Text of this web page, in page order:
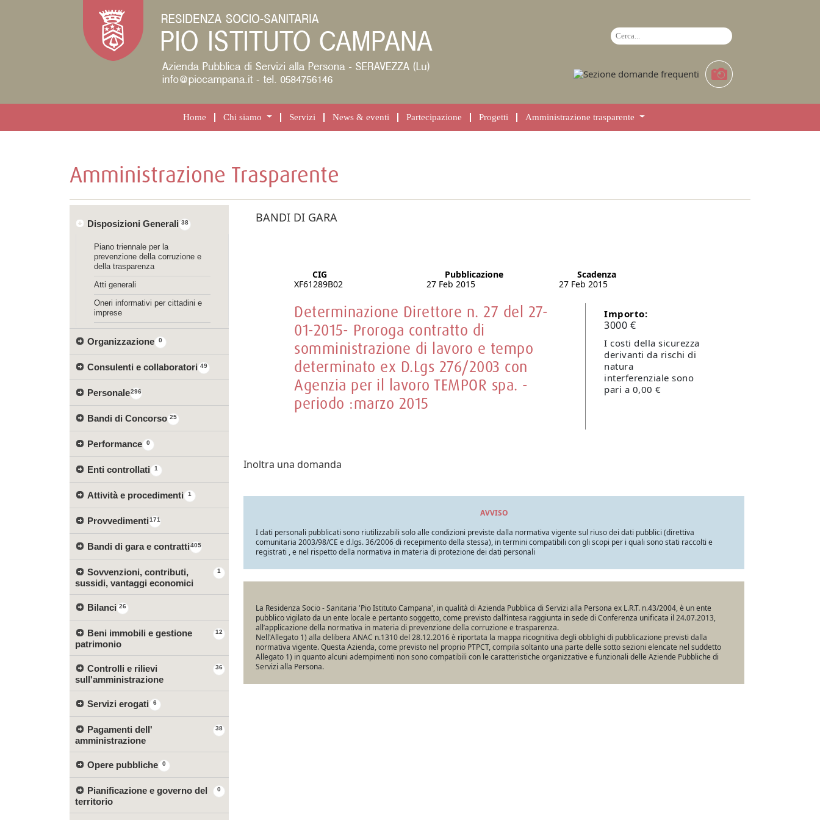
Home Chi siamo Servizi News & eventi Partecipazione Progetti Amministrazione trasparente
Amministrazione Trasparente
38
Disposizioni Generali
Piano triennale per la
prevenzione della corruzione e
della trasparenza
Atti generali
Oneri informativi per cittadini e
imprese
0
Organizzazione
49
Consulenti e collaboratori
296
Personale
25
Bandi di Concorso
0
Performance
1
Enti controllati
1
Attività e procedimenti
171
Provvedimenti
405
Bandi di gara e contratti
1
Sovvenzioni, contributi,
sussidi, vantaggi economici
26
Bilanci
12
Beni immobili e gestione
patrimonio
36
Controlli e rilievi
sull'amministrazione
6
Servizi erogati
38
Pagamenti dell'
amministrazione
0
Opere pubbliche
0
Pianificazione e governo del
territorio
BANDI DI GARA
CIG
XF61289B02
Pubblicazione
27 Feb 2015
Scadenza
27 Feb 2015
Determinazione Direttore n. 27 del 27-
01-2015- Proroga contratto di
somministrazione di lavoro e tempo
determinato ex D.Lgs 276/2003 con
Agenzia per il lavoro TEMPOR spa. -
periodo :marzo 2015
Importo:
3000 €
I costi della sicurezza
derivanti da rischi di
natura
interferenziale sono
pari a 0,00 €
Inoltra una domanda
AVVISO
I dati personali pubblicati sono riutilizzabili solo alle condizioni previste dalla normativa vigente sul riuso dei dati pubblici (direttiva
comunitaria 2003/98/CE e d.lgs. 36/2006 di recepimento della stessa), in termini compatibili con gli scopi per i quali sono stati raccolti e
registrati , e nel rispetto della normativa in materia di protezione dei dati personali
La Residenza Socio - Sanitaria 'Pio Istituto Campana', in qualità di Azienda Pubblica di Servizi alla Persona ex L.R.T. n.43/2004, è un ente
pubblico vigilato da un ente locale e pertanto soggetto, come previsto dall’intesa raggiunta in sede di Conferenza unificata il 24.07.2013,
all’applicazione della normativa in materia di prevenzione della corruzione e trasparenza.
Nell'Allegato 1) alla delibera ANAC n.1310 del 28.12.2016 è riportata la mappa ricognitiva degli obblighi di pubblicazione previsti dalla
normativa vigente. Questa Azienda, come previsto nel proprio PTPCT, compila soltanto una parte delle sotto sezioni elencate nel suddetto
Allegato 1) in quanto alcuni adempimenti non sono compatibili con le caratteristiche organizzative e funzionali delle Aziende Pubbliche di
Servizi alla Persona.